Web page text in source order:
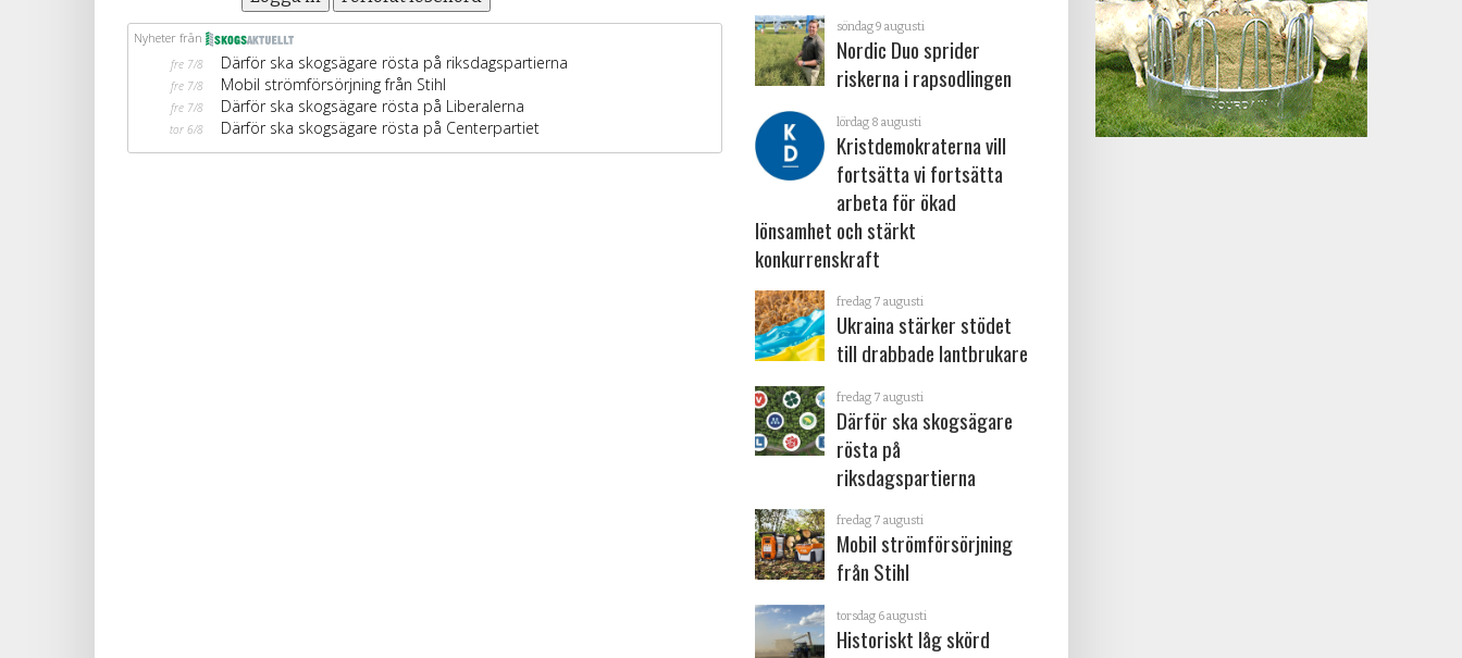
söndag 9 augusti
Nordic Duo sprider
riskerna i rapsodlingen
lördag 8 augusti
Kristdemokraterna vill
fortsätta vi fortsätta
arbeta för ökad
lönsamhet och stärkt
konkurrenskraft
fredag 7 augusti
Ukraina stärker stödet
till drabbade lantbrukare
fredag 7 augusti
Därför ska skogsägare
rösta på
riksdagspartierna
fredag 7 augusti
Mobil strömförsörjning
från Stihl
torsdag 6 augusti
Historiskt låg skörd